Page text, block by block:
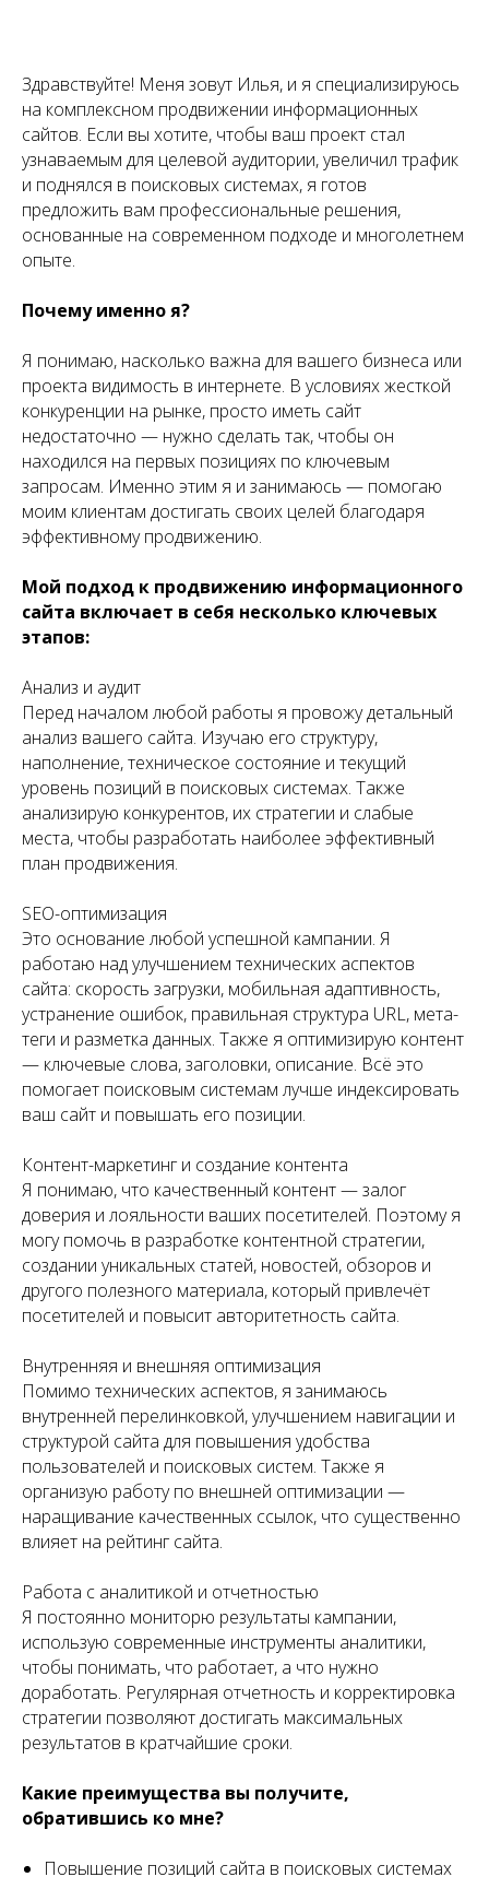
Здравствуйте! Меня зовут Илья, и я специализируюсь
на комплексном продвижении информационных
сайтов. Если вы хотите, чтобы ваш проект стал
узнаваемым для целевой аудитории, увеличил трафик
и поднялся в поисковых системах, я готов
предложить вам профессиональные решения,
основанные на современном подходе и многолетнем
опыте.
Почему именно я?
Я понимаю, насколько важна для вашего бизнеса или
проекта видимость в интернете. В условиях жесткой
конкуренции на рынке, просто иметь сайт
недостаточно — нужно сделать так, чтобы он
находился на первых позициях по ключевым
запросам. Именно этим я и занимаюсь — помогаю
моим клиентам достигать своих целей благодаря
эффективному продвижению.
Мой подход к продвижению информационного
сайта включает в себя несколько ключевых
этапов:
Анализ и аудит
Перед началом любой работы я провожу детальный
анализ вашего сайта. Изучаю его структуру,
наполнение, техническое состояние и текущий
уровень позиций в поисковых системах. Также
анализирую конкурентов, их стратегии и слабые
места, чтобы разработать наиболее эффективный
план продвижения.
SEO-оптимизация
Это основание любой успешной кампании. Я
работаю над улучшением технических аспектов
сайта: скорость загрузки, мобильная адаптивность,
устранение ошибок, правильная структура URL, мета-
теги и разметка данных. Также я оптимизирую контент
— ключевые слова, заголовки, описание. Всё это
помогает поисковым системам лучше индексировать
ваш сайт и повышать его позиции.
Контент-маркетинг и создание контента
Я понимаю, что качественный контент — залог
доверия и лояльности ваших посетителей. Поэтому я
могу помочь в разработке контентной стратегии,
создании уникальных статей, новостей, обзоров и
другого полезного материала, который привлечёт
посетителей и повысит авторитетность сайта.
Внутренняя и внешняя оптимизация
Помимо технических аспектов, я занимаюсь
внутренней перелинковкой, улучшением навигации и
структурой сайта для повышения удобства
пользователей и поисковых систем. Также я
организую работу по внешней оптимизации —
наращивание качественных ссылок, что существенно
влияет на рейтинг сайта.
Работа с аналитикой и отчетностью
Я постоянно мониторю результаты кампании,
использую современные инструменты аналитики,
чтобы понимать, что работает, а что нужно
доработать. Регулярная отчетность и корректировка
стратегии позволяют достигать максимальных
результатов в кратчайшие сроки.
Какие преимущества вы получите,
обратившись ко мне?
Повышение позиций сайта в поисковых системах